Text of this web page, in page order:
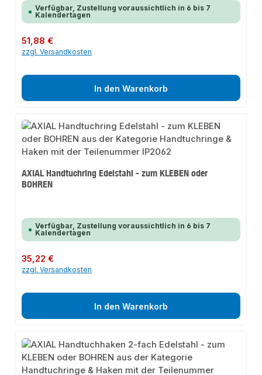
Verfügbar, Zustellung voraussichtlich in 6 bis 7
Kalendertagen
Regulärer Preis:
51,88 €
zzgl. Versandkosten
In den Warenkorb
AXIAL Handtuchring Edelstahl - zum KLEBEN oder
BOHREN
Verfügbar, Zustellung voraussichtlich in 6 bis 7
Kalendertagen
Regulärer Preis:
35,22 €
zzgl. Versandkosten
In den Warenkorb